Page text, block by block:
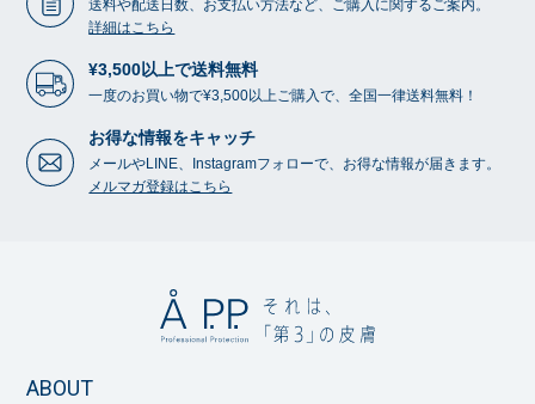
送料や配送日数、お支払い方法など、ご購入に関するご案内。
詳細はこちら
¥3,500以上で送料無料
一度のお買い物で¥3,500以上ご購入で、全国一律送料無料！
お得な情報をキャッチ
メールやLINE、Instagramフォローで、お得な情報が届きます。
メルマガ登録はこちら
ABOUT